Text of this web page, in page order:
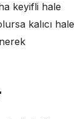
keyifli hale
kalıcı hale